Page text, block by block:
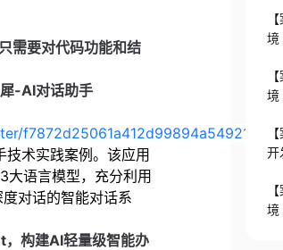
需要对代码功能和结
-AI对话助手
技术实践案例。该应用
大语言模型，充分利用
对话的智能对话系
，构建AI轻量级智能办
境
境
开
境